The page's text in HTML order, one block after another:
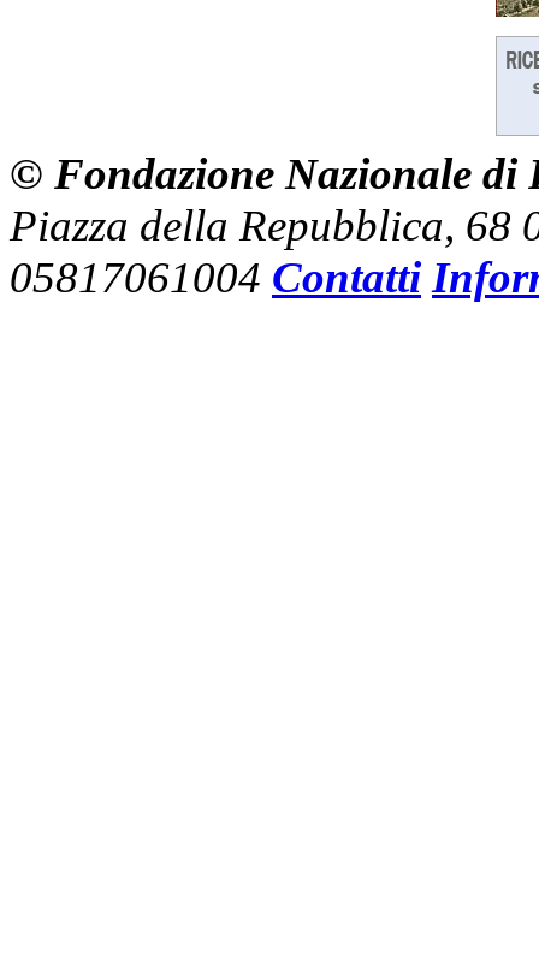
© Fondazione Nazionale di
Piazza della Repubblica, 68
05817061004 Contatti